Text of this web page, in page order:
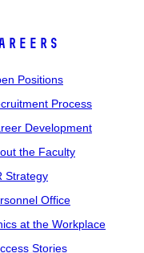
Positions
Process
Development
the Faculty
Strategy
Office
at the Workplace
Stories